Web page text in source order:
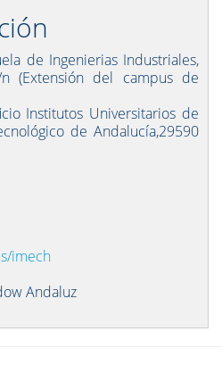
de Ingenierias Industriales,
(Extensión del campus de
Institutos Universitarios de
de Andalucía,29590
imech
Andaluz